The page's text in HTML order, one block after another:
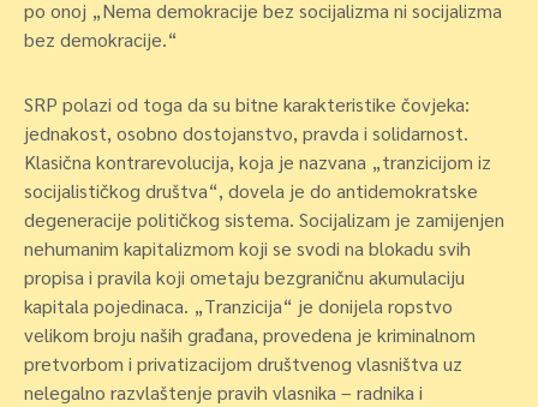
po onoj „Nema demokracije bez socijalizma ni socijalizma
bez demokracije.“
SRP polazi od toga da su bitne karakteristike čovjeka:
jednakost, osobno dostojanstvo, pravda i solidarnost.
Klasična kontrarevolucija, koja je nazvana „tranzicijom iz
socijalističkog društva“, dovela je do antidemokratske
degeneracije političkog sistema. Socijalizam je zamijenjen
nehumanim kapitalizmom koji se svodi na blokadu svih
propisa i pravila koji ometaju bezgraničnu akumulaciju
kapitala pojedinaca. „Tranzicija“ je donijela ropstvo
velikom broju naših građana, provedena je kriminalnom
pretvorbom i privatizacijom društvenog vlasništva uz
nelegalno razvlaštenje pravih vlasnika – radnika i